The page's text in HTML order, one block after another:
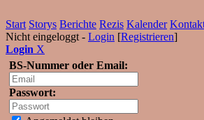
Start Storys Berichte Rezis Kalender
Nicht eingeloggt - Login [Registrieren]
Login X
BS-Nummer oder Email:
Passwort: